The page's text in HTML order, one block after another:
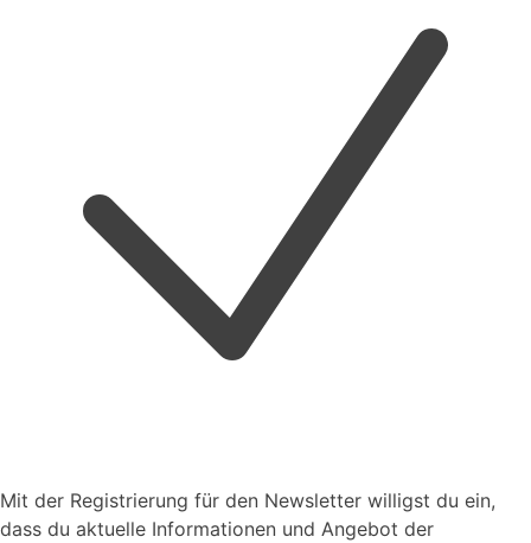
Mit der Registrierung für den Newsletter willigst du ein,
dass du aktuelle Informationen und Angebot der